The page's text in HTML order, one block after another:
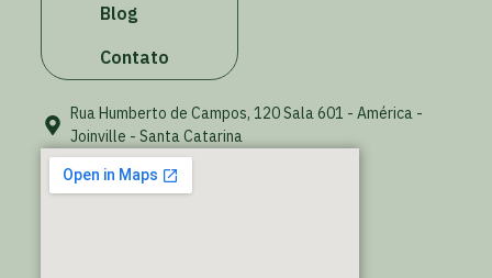
Blog
Contato
Rua Humberto de Campos, 120 Sala 601 - América -
Joinville - Santa Catarina